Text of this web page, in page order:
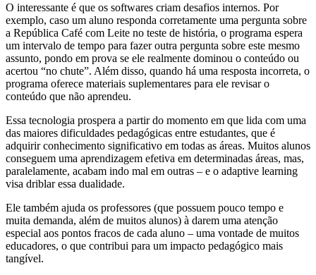
O interessante é que os softwares criam desafios internos. Por
exemplo, caso um aluno responda corretamente uma pergunta sobre
a República Café com Leite no teste de história, o programa espera
um intervalo de tempo para fazer outra pergunta sobre este mesmo
assunto, pondo em prova se ele realmente dominou o conteúdo ou
acertou “no chute”. Além disso, quando há uma resposta incorreta, o
programa oferece materiais suplementares para ele revisar o
conteúdo que não aprendeu.
Essa tecnologia prospera a partir do momento em que lida com uma
das maiores dificuldades pedagógicas entre estudantes, que é
adquirir conhecimento significativo em todas as áreas. Muitos alunos
conseguem uma aprendizagem efetiva em determinadas áreas, mas,
paralelamente, acabam indo mal em outras – e o adaptive learning
visa driblar essa dualidade.
Ele também ajuda os professores (que possuem pouco tempo e
muita demanda, além de muitos alunos) à darem uma atenção
especial aos pontos fracos de cada aluno – uma vontade de muitos
educadores, o que contribui para um impacto pedagógico mais
tangível.